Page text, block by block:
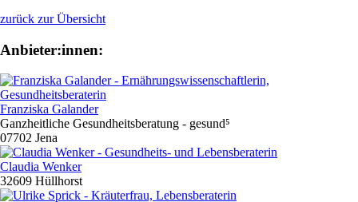
zurück zur Übersicht
Anbieter:innen:
Franziska Galander
Ganzheitliche Gesundheitsberatung - gesund⁵
07702 Jena
Claudia Wenker
32609 Hüllhorst